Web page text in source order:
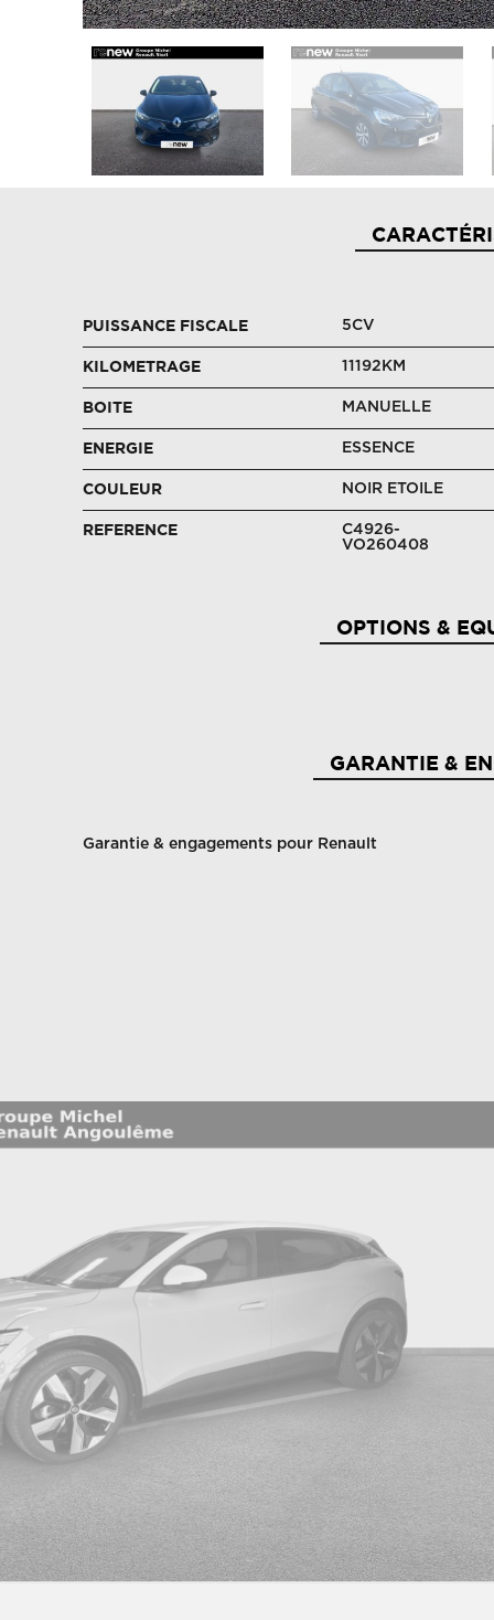
PUISSANCE FISCALE 5CV
KILOMETRAGE 11192KM
BOITE MANUELLE
ENERGIE ESSENCE
COULEUR NOIR ETOILE
REFERENCE
C4926-
VO260408
OPTIONS &
Clé 3 boutons
Easy link 7" : système multimédia connecté avec
écran 7" avec radio numérique dab
Filet de rangement
Freins av à disque ventilé
Kit de gonflage
GARANTIE &
Garantie & engagements pour Renault